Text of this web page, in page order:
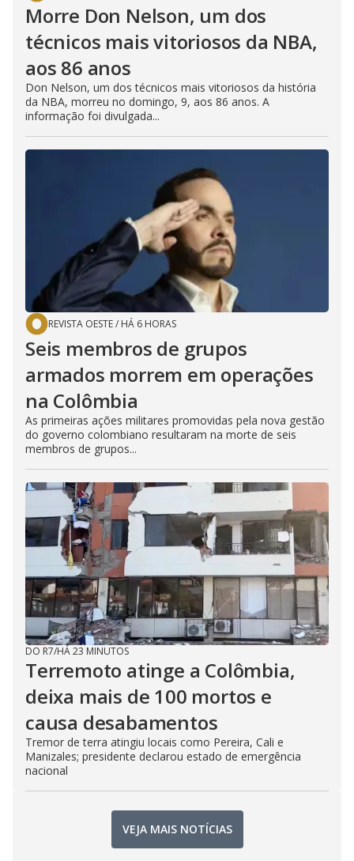
Morre Don Nelson, um dos
técnicos mais vitoriosos da NBA,
aos 86 anos
Don Nelson, um dos técnicos mais vitoriosos da história
da NBA, morreu no domingo, 9, aos 86 anos. A
informação foi divulgada...
REVISTA OESTE/ HÁ 6 HORAS
Seis membros de grupos
armados morrem em operações
na Colômbia
As primeiras ações militares promovidas pela nova gestão
do governo colombiano resultaram na morte de seis
membros de grupos...
DO R7/HÁ 23 MINUTOS
Terremoto atinge a Colômbia,
deixa mais de 100 mortos e
causa desabamentos
Tremor de terra atingiu locais como Pereira, Cali e
Manizales; presidente declarou estado de emergência
nacional
VEJA MAIS NOTÍCIAS